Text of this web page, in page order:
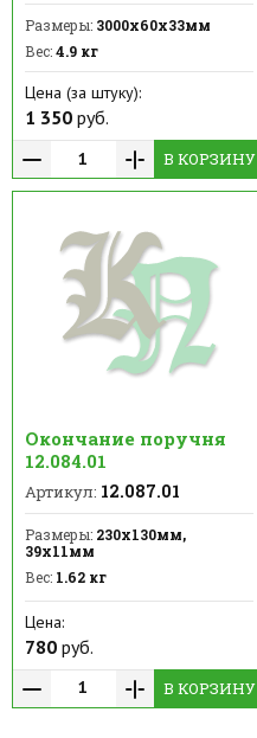
Размеры: 3000х60х33мм
Вес:4.9 кг
Цена (за штуку):
1 350 руб.
В КОРЗИНУ
Окончание поручня
12.084.01
Артикул: 12.087.01
Размеры: 230х130мм,
39х11мм
Вес: 1.62 кг
Цена:
780 руб.
В КОРЗИНУ